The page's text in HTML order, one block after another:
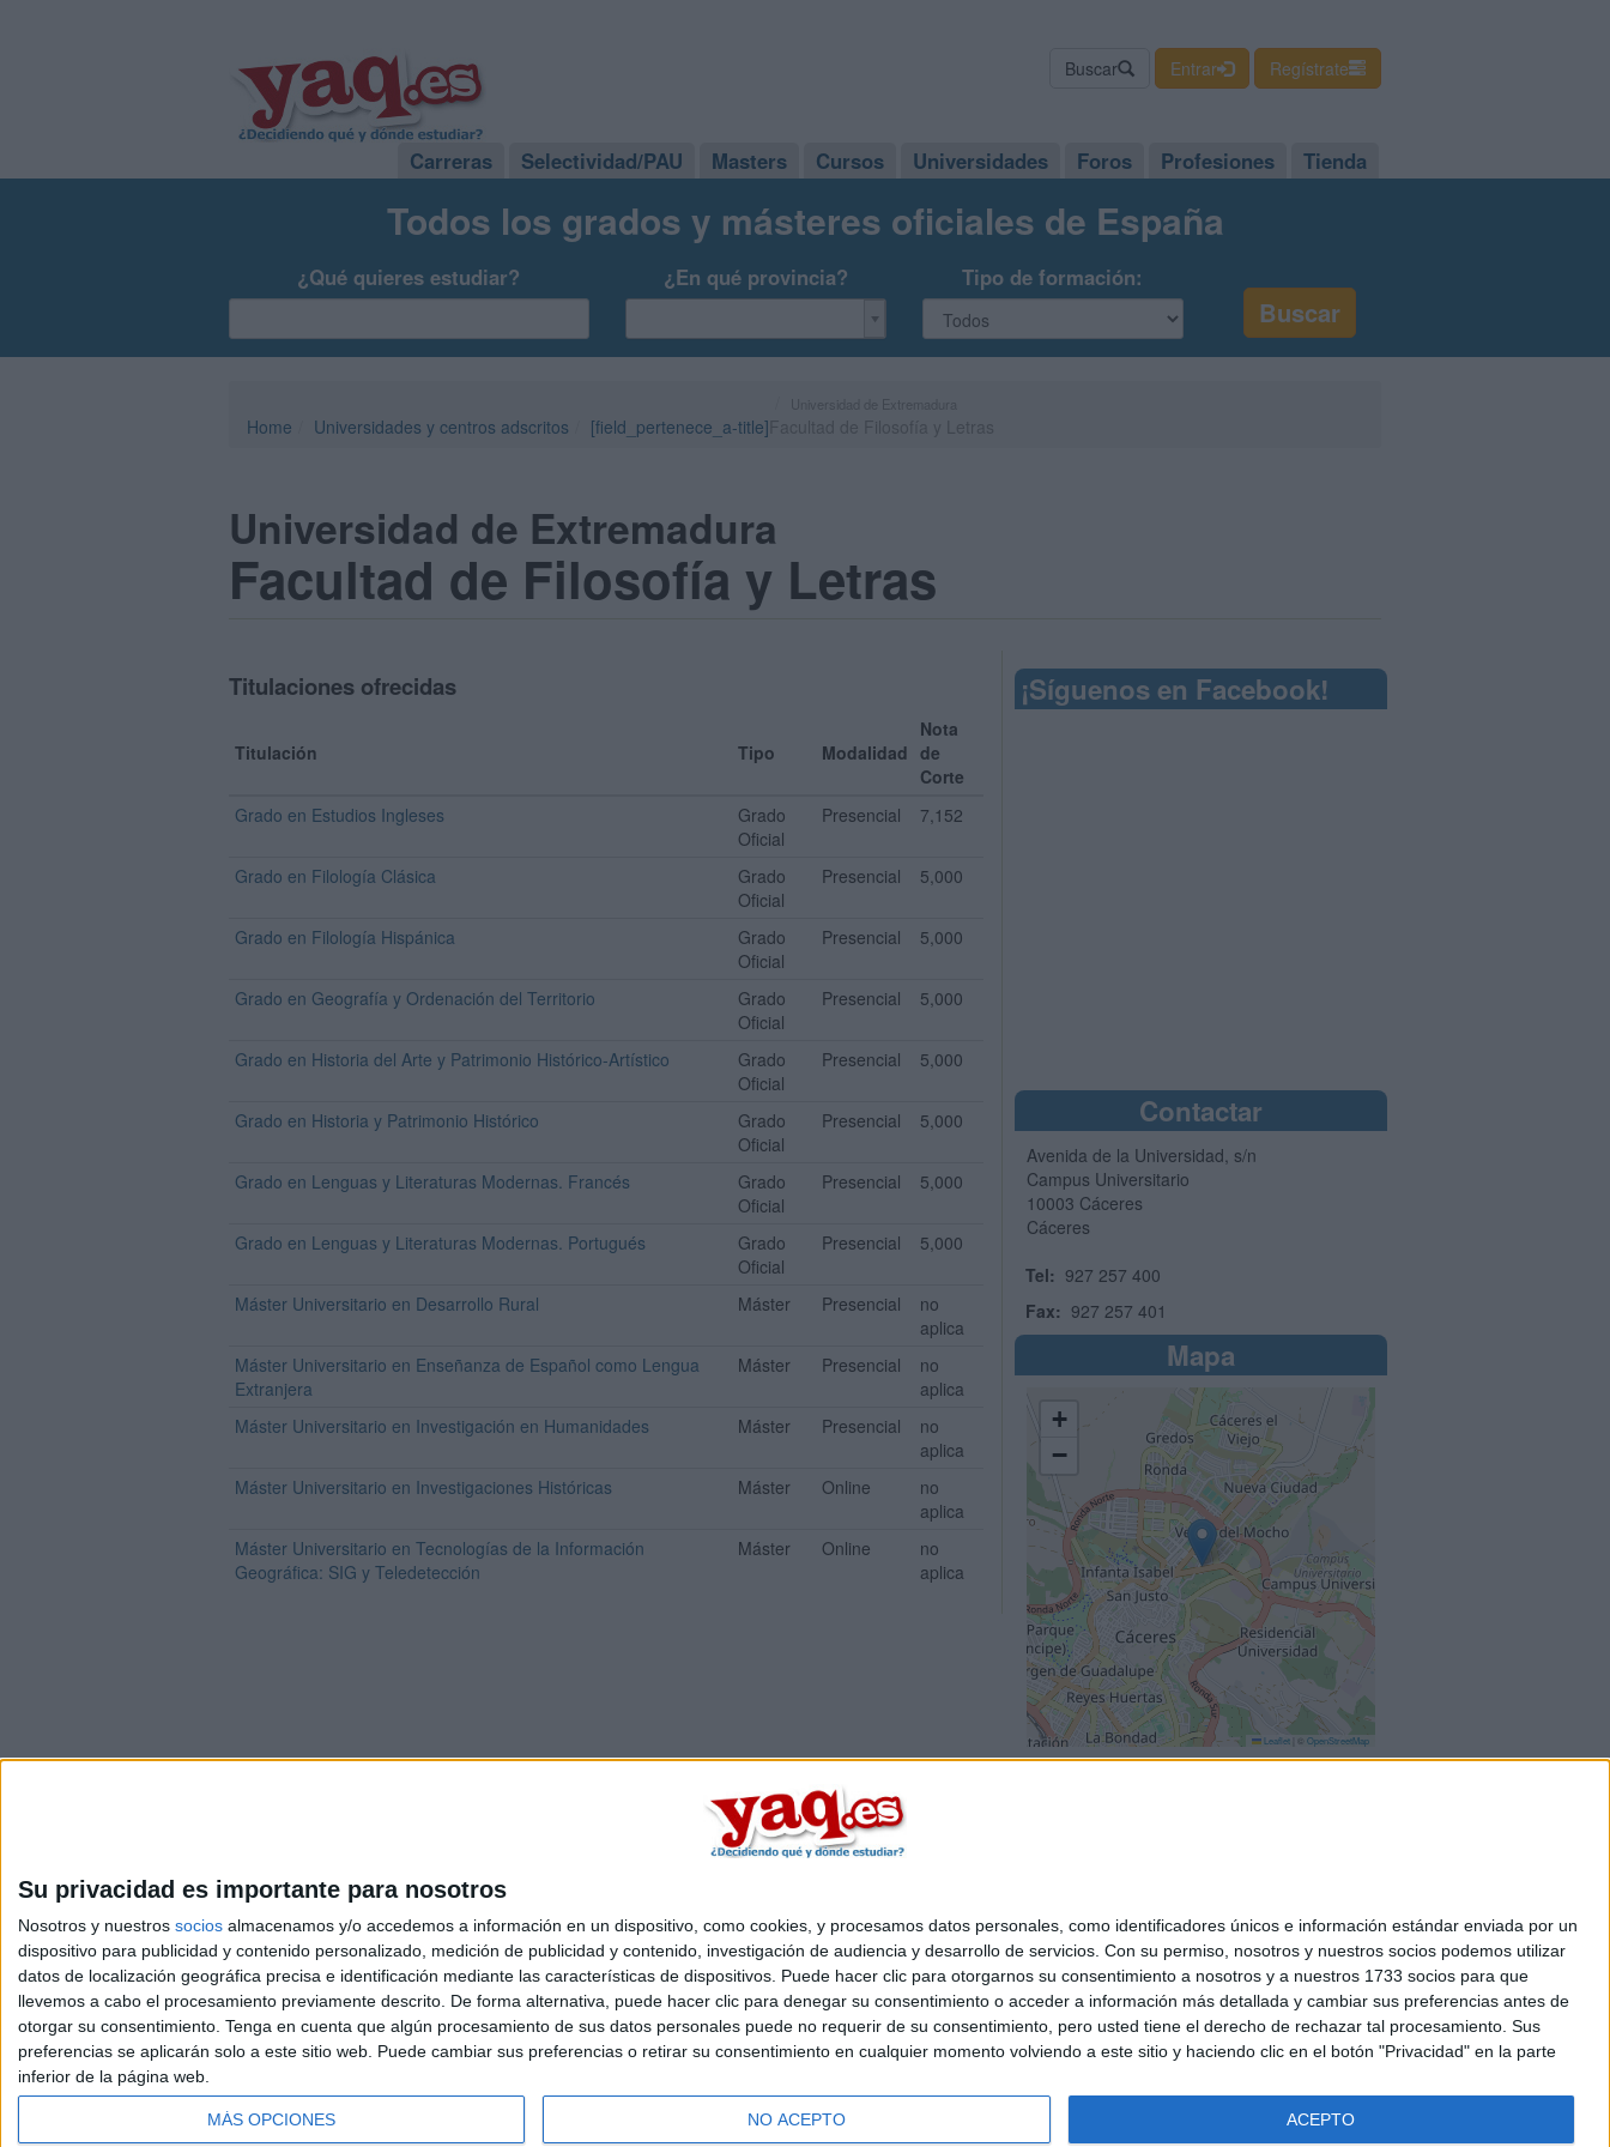
Su privacidad es importante para nosotros
Nosotros y nuestros socios almacenamos y/o accedemos a información en un dispositivo, como cookies, y procesamos datos personales, como identificadores únicos e información estándar enviada por un
dispositivo para publicidad y contenido personalizado, medición de publicidad y contenido, investigación de audiencia y desarrollo de servicios. Con su permiso, nosotros y nuestros socios podemos utilizar
datos de localización geográfica precisa e identificación mediante las características de dispositivos. Puede hacer clic para otorgarnos su consentimiento a nosotros y a nuestros 1733 socios para que
llevemos a cabo el procesamiento previamente descrito. De forma alternativa, puede hacer clic para denegar su consentimiento o acceder a información más detallada y cambiar sus preferencias antes de
otorgar su consentimiento. Tenga en cuenta que algún procesamiento de sus datos personales puede no requerir de su consentimiento, pero usted tiene el derecho de rechazar tal procesamiento. Sus
preferencias se aplicarán solo a este sitio web. Puede cambiar sus preferencias o retirar su consentimiento en cualquier momento volviendo a este sitio y haciendo clic en el botón "Privacidad" en la parte
inferior de la página web.
MÁS OPCIONES NO ACEPTO ACEPTO
Buscar Entrar Regístrate
Carreras Selectividad/PAU Masters Cursos Universidades Foros Profesiones Tienda
Todos los grados y másteres oficiales de España
¿Qué quieres estudiar? ¿En qué provincia? Tipo de formación:
Home Universidades y centros adscritos [field_pertenece_a-title]
Universidad de Extremadura
Facultad de Filosofía y Letras
Titulaciones ofrecidas
Titulación Tipo Modalidad
Nota
de
Corte
Grado en Estudios Ingleses
Grado
Oficial
Presencial 7,152
Grado en Filología Clásica
Grado
Oficial
Presencial 5,000
Grado en Filología Hispánica
Grado
Oficial
Presencial 5,000
Grado en Geografía y Ordenación del Territorio
Grado
Oficial
Presencial 5,000
Grado en Historia del Arte y Patrimonio Histórico-Artístico
Grado
Oficial
Presencial 5,000
Grado en Historia y Patrimonio Histórico
Grado
Oficial
Presencial 5,000
Grado en Lenguas y Literaturas Modernas. Francés
Grado
Oficial
Presencial 5,000
Grado en Lenguas y Literaturas Modernas. Portugués
Grado
Oficial
Presencial 5,000
Máster Universitario en Desarrollo Rural Máster Presencial
no
aplica
Máster Universitario en Enseñanza de Español como Lengua
Extranjera
Máster Presencial
no
aplica
Máster Universitario en Investigación en Humanidades
Máster Presencial
no
aplica
Máster Universitario en Investigaciones Históricas
Máster Online
no
aplica
Máster Universitario en Tecnologías de la Información
Geográfica: SIG y Teledetección
Máster Online
no
aplica
¡Síguenos en Facebook!
Contactar
Avenida de la Universidad, s/n
Campus Universitario
10003 Cáceres
Cáceres
Tel: 927 257 400
Fax: 927 257 401
Mapa
+
−
Leaflet © OpenStreetMap
Quiénes somos|Contactar|Anúnciate
Aviso legal|Politica de privacidad|Condiciones generales|Política de cookies
© 2003-2026Compás Mediterráneo S.L.- Diego de León 47 - 28006 Madrid [ESPAÑA] - Tel. +34 91 593 2767